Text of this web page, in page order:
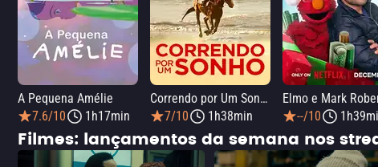
A Pequena Amélie
7.6/10
1h17min
Correndo por Um Sonho
7/10
1h38min
--/10
Filmes: lançamentos da semana nos